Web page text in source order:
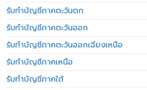
รับทำบัญชีภาคตะวันตก
รับทำบัญชีภาคตะวันออก
รับทำบัญชีภาคตะวันออกเฉียงเหนือ
รับทำบัญชีภาคเหนือ
รับทำบัญชีภาคใต้